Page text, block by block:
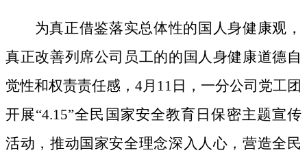
为真正借鉴落实总体性的国人身健康观，
真正改善列席公司员工的的国人身健康道德自
觉性和权责责任感，4月11日，一分公司党工团
开展“4.15”全民国家安全教育日保密主题宣传
活动，推动国家安全理念深入人心，营造全民